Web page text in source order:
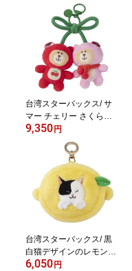
リスタ キーホルダー 台
湾版 スタバ台湾 海外ス
タバ スターバックスコー
ヒー STARBUCKS 星巴
克 BEARISTA ぬいぐるみ
チャーム バッグチャーム
KEYCHAIN かわいい 熊
マスコット 夏シリーズ
台湾スターバックス/ サ
マー チェリー さくらん
ぼ双子ベアリスタ キーホ
ルダー 台湾版 スタバ台
湾 海外スタバ スターバ
ックスコーヒー STARBU
CKS 星巴克 BEARISTA
ぬいぐるみチャーム バッ
グチャーム KEYCHAIN
かわいい 熊 マスコット
9,350円
台湾スターバックス/ 黒
白猫デザインのレモンコ
インケース 台湾版 スタ
6,050円